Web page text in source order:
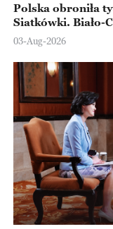
Polska obroniła
Siatkówki. Biało-
Ningbo
03-Aug-2026